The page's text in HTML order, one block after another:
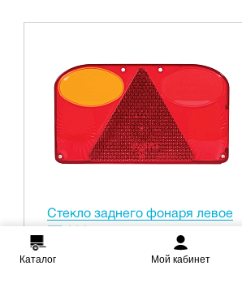
Стекло заднего фонаря левое
FT-088
Каталог Мой кабинет